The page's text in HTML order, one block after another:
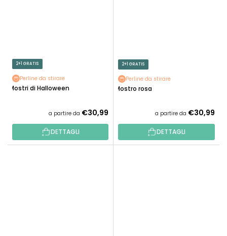
2+1 GRATIS
Perline da stirare
Mostri di Halloween
a partire da €30,99
DETTAGLI
2+1 GRATIS
Perline da stirare
Mostro rosa
a partire da €30,99
DETTAGLI